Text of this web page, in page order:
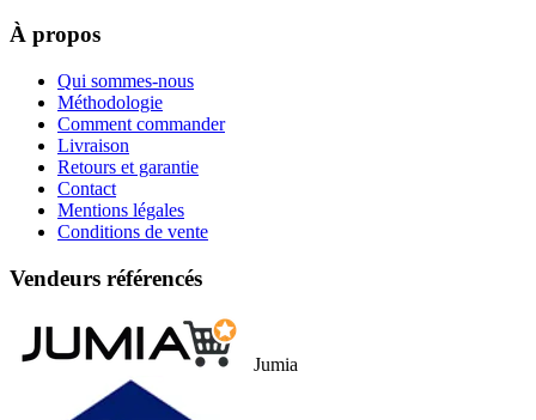
À propos
Qui sommes-nous
Méthodologie
Comment commander
Livraison
Retours et garantie
Contact
Mentions légales
Conditions de vente
Vendeurs référencés
Jumia